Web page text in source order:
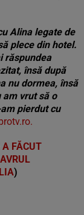
Alina legate de
plece din hotel.
răspundea
însă după
nu dormea, însă
vrut să o
pierdut cu
A FĂCUT
)